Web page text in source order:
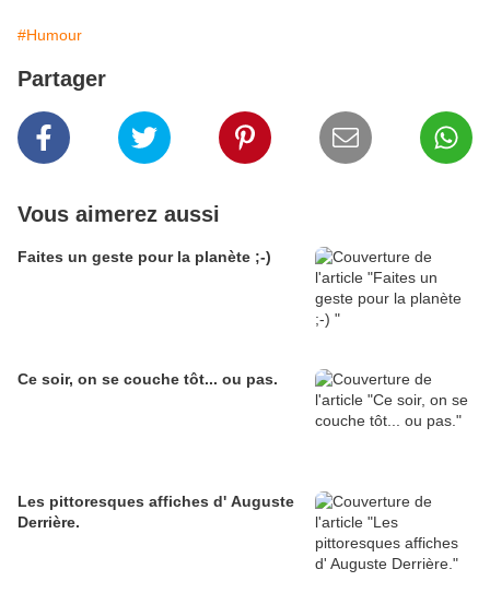
#Humour
Partager
Vous aimerez aussi
Faites un geste pour la planète ;-)
Ce soir, on se couche tôt... ou pas.
Les pittoresques affiches d' Auguste
Derrière.